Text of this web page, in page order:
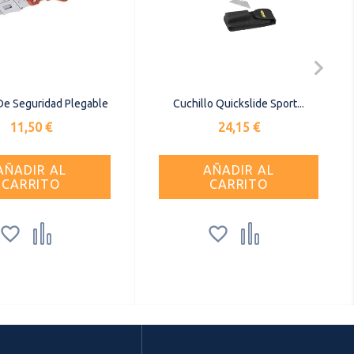
Seguridad Plegable
Precio
11,50 €
AL
CARRITO

Cuchillo Quickslide Sport...
Precio
24,15 €
AÑADIR AL
CARRITO
 
